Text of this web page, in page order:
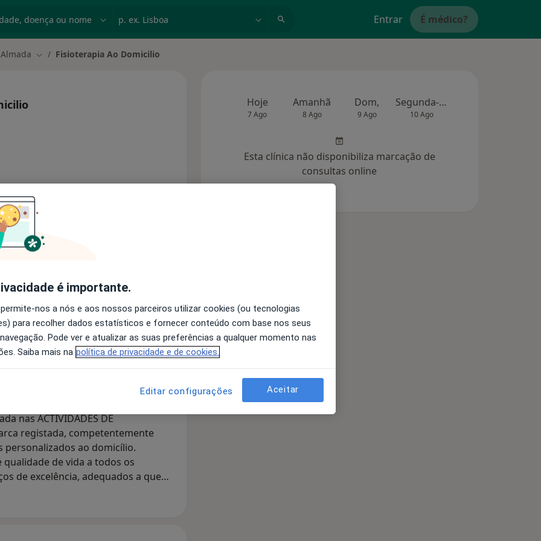
Entrar É médico?
de cidade
Almada Mudar de cidade
Fisioterapia Ao Domicilio
Cardiologista
Neurologista
Pesquisar outra especialidade
nas ACTIVIDADES DE
registada, competentemente
personalizados ao domicílio.
de vida a todos os
de excelência, adequados a quem
forma, melhoramos os nossos
Hoje
7 Ago
Amanhã
8 Ago
Dom,
9 Ago
Segunda-feira
10 Ago
Esta clínica não disponibiliza marcação de
consultas online
é importante.
nos a nós e aos nossos parceiros utilizar cookies (ou tecnologias
para recolher dados estatísticos e fornecer conteúdo com base nos seus
Pode ver e atualizar as suas preferências a qualquer momento nas
Saiba mais na política de privacidade e de cookies.
Editar configurações Aceitar